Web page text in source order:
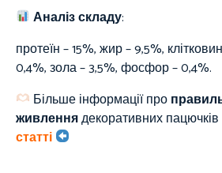
Аналіз складу:
протеїн – 15%, жир – 9,5%,
0,4%, зола – 3,5%, фосфор – 0,4%.
Більше інформації про
живленнядекоративних
статті